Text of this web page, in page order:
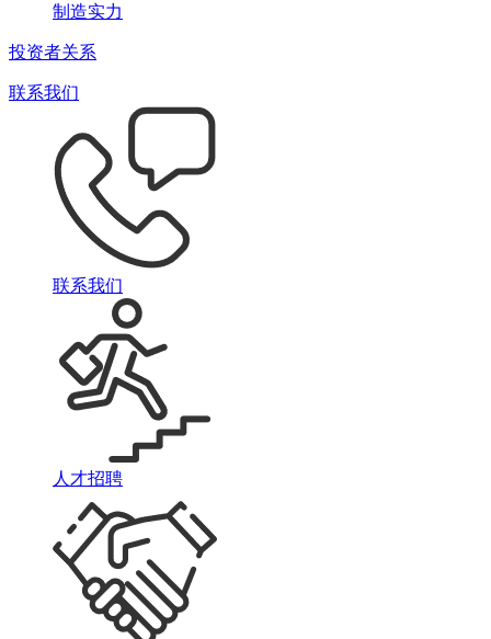
制造实力
投资者关系
联系我们
联系我们
人才招聘